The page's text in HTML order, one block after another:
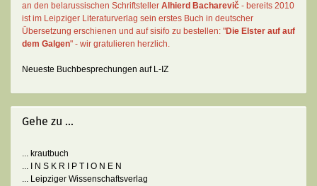
an den belarussischen Schriftsteller Alhierd Bacharevič - bereits 2010
ist im Leipziger Literaturverlag sein erstes Buch in deutscher
Übersetzung erschienen und auf sisifo zu bestellen: "Die Elster auf auf
dem Galgen" - wir gratulieren herzlich.
Neueste Buchbesprechungen auf L-IZ
Gehe zu ...
... krautbuch
... I N S K R I P T I O N E N
... Leipziger Wissenschaftsverlag